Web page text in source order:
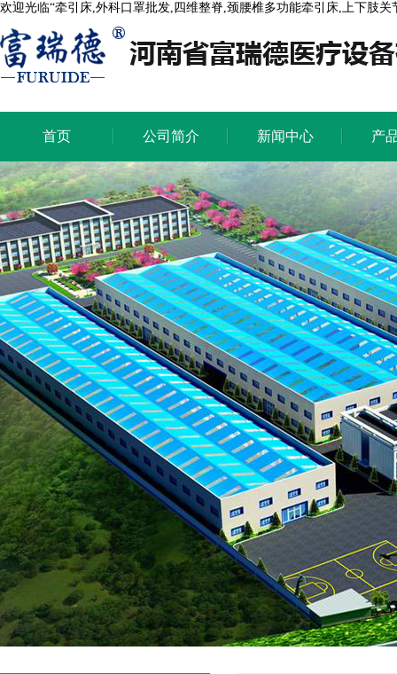
欢迎光临“牵引床,外科口罩批发,四维整脊,颈腰椎多功能牵引床,上下肢
首页
首页
公司简介
公司简介
新闻中心
新闻中心
产
产